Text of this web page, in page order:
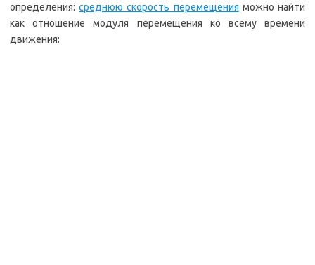
определения:среднюю скорость перемещения можно найти
как отношение модуля перемещения ко всему времени
движения: